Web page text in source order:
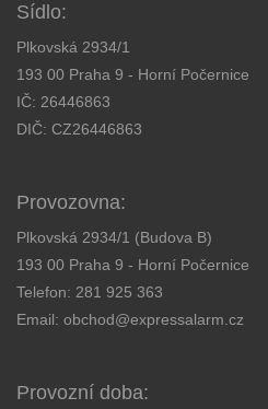
Sídlo:
Plkovská 2934/1
193 00 Praha 9 - Horní Počernice
IČ: 26446863
DIČ: CZ26446863
Provozovna:
Plkovská 2934/1 (Budova B)
193 00 Praha 9 - Horní Počernice
Telefon: 281 925 363
Email: obchod@expressalarm.cz
Provozní doba: